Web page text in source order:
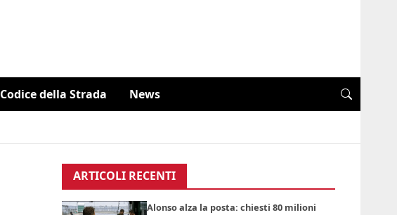
Codice della Strada News
ARTICOLI RECENTI
Alonso alza la posta: chiesti 80 milioni